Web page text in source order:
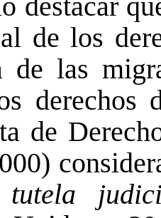
de los
de las
derechos
de